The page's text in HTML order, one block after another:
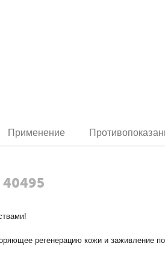
Применение
регенерацию кожи и заживление